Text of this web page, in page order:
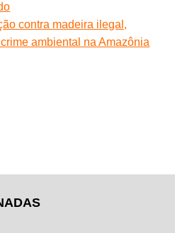
contra madeira ilegal,
ambiental na Amazônia